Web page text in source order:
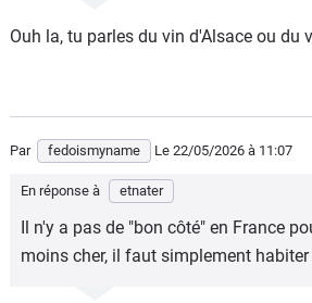
Ouh la, tu parles du vin d'Alsace ou du
Par fedoismyname Le 22/05/2026 à 11:07
En réponse à etnater
Il n'y a pas de "bon côté" en France
moins cher, il faut simplement